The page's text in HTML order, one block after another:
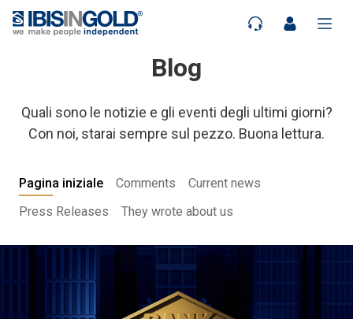
Blog
Quali sono le notizie e gli eventi degli ultimi giorni?
Con noi, starai sempre sul pezzo. Buona lettura.
Pagina iniziale Comments
Current news
Press Releases
They wrote about us